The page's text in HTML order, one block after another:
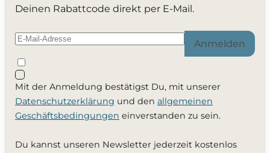
Deinen Rabattcode direkt per E-Mail.
Anmelden
Mit der Anmeldung bestätigst Du, mit unserer
Datenschutzerklärung und den allgemeinen
Geschäftsbedingungen einverstanden zu sein.
Du kannst unseren Newsletter jederzeit kostenlos